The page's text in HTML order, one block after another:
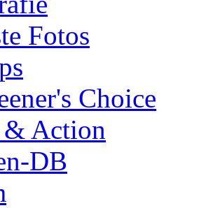
Fotos
Choice
Action
DB